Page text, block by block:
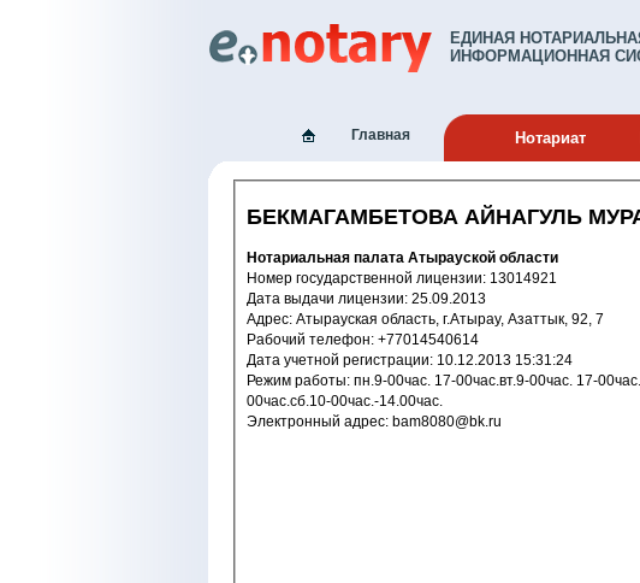
ЕДИНАЯ
ИНФОРМАЦИОННАЯ
Главная Нотариат
БЕКМАГАМБЕТОВА АЙНАГУЛЬ
Нотариальная палата Атырауской области
Номер государственной лицензии: 13014921
Дата выдачи лицензии: 25.09.2013
Адрес: Атырауская область, г.Атырау, Азаттык, 92, 7
Рабочий телефон: +77014540614
Дата учетной регистрации: 10.12.2013 15:31:24
Режим работы: пн.9-00час. 17-00час.вт.9-00час. 17-00час.ср.9-00час. 17-00час.чт.9-00час. 17-00час.пт.9-00час. 17-
00час.сб.10-00час.-14.00час.
Электронный адрес: bam8080@bk.ru